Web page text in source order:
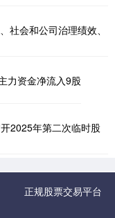
社会和公司治理绩效、
力资金净流入9股
2025年第二次临时股
正规股票交易平台